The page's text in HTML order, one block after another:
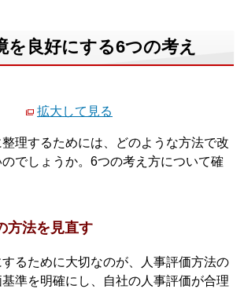
を良好にする6つの考え
拡大して見る
理するためには、どのような方法で改
でしょうか。6つの考え方について確
方法を見直す
るために大切なのが、人事評価方法の
準を明確にし、自社の人事評価が合理